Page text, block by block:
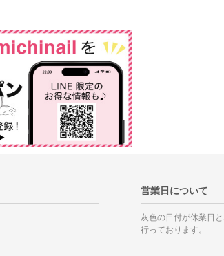
営業日について
灰色の日付が休業日
行っております。